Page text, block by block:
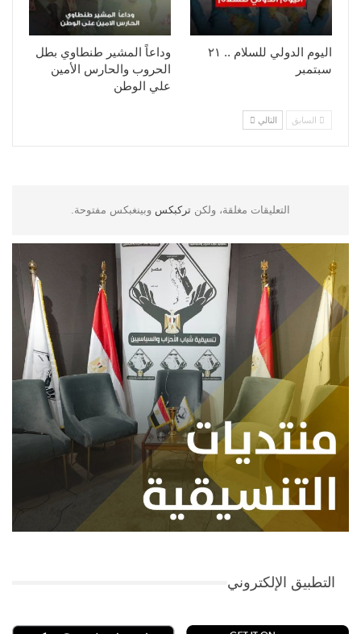
وداعاً المشير طنطاوي بطل
الحروب والحارس الأمين
علي الوطن
اليوم الدولي للسلام .. ٢١
سبتمبر
السابق التالي
التعليقات مغلقة، ولكن تركبكس وبينغبكس مفتوحة.
التطبيق الإلكتروني